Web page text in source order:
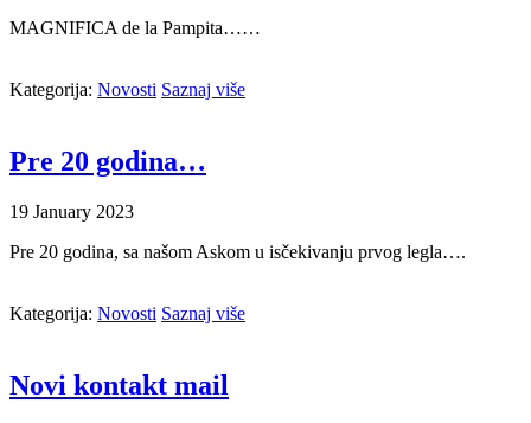
MAGNIFICA de la Pampita……
Kategorija: Novosti Saznaj više
Pre 20 godina…
19 January 2023
Pre 20 godina, sa našom Askom u isčekivanju prvog legla….
Kategorija: Novosti Saznaj više
Novi kontakt mail